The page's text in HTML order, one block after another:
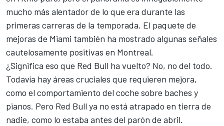
mucho más alentador de lo que era durante las
primeras carreras de la temporada. El paquete de
mejoras de Miami también ha mostrado algunas señales
cautelosamente positivas en Montreal.
¿Significa eso que Red Bull ha vuelto? No, no del todo.
Todavía hay áreas cruciales que requieren mejora,
como el comportamiento del coche sobre baches y
pianos. Pero Red Bull ya no está atrapado en tierra de
nadie, como lo estaba antes del parón de abril.